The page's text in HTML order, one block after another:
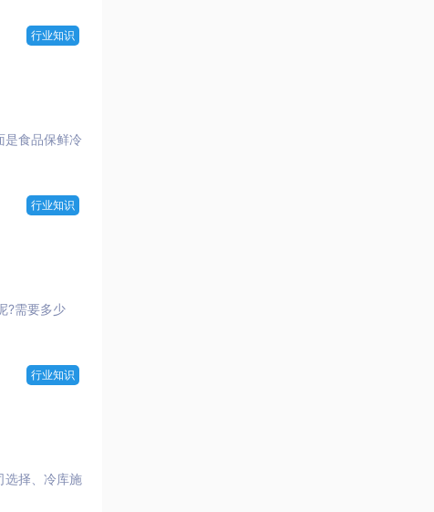
行业知识
是食品保鲜冷
行业知识
?需要多少
行业知识
选择、冷库施